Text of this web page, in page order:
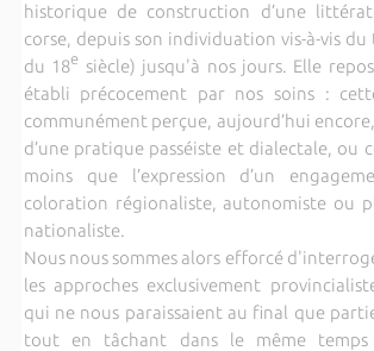
historique de construction d’une
corse, depuis son individuation vis-à-vis
du 18e siècle) jusqu'à nos jours. Elle
établi précocement par nos soins :
communément perçue, aujourd’hui
d’une pratique passéiste et dialectale, ou
moins que l’expression d’un
coloration régionaliste, autonomiste ou
nationaliste.
Nous nous sommes alors efforcé
les approches exclusivement
qui ne nous paraissaient au final que
tout en tâchant dans le même